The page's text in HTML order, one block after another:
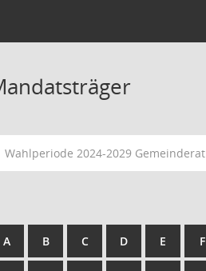
Wahlperiode 2024-2029 Gemeinderat
A B C D E F